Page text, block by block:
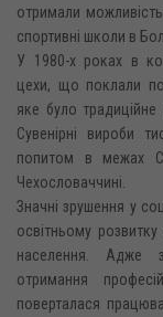
отримали
спортивні школи в
У 1980-х роках в
цехи, що поклали
яке було традиційне
Сувенірні вироби
попитом в межах
Чехословаччині.
Значні зрушення у
освітньому
населення. Адже
отримання
поверталася